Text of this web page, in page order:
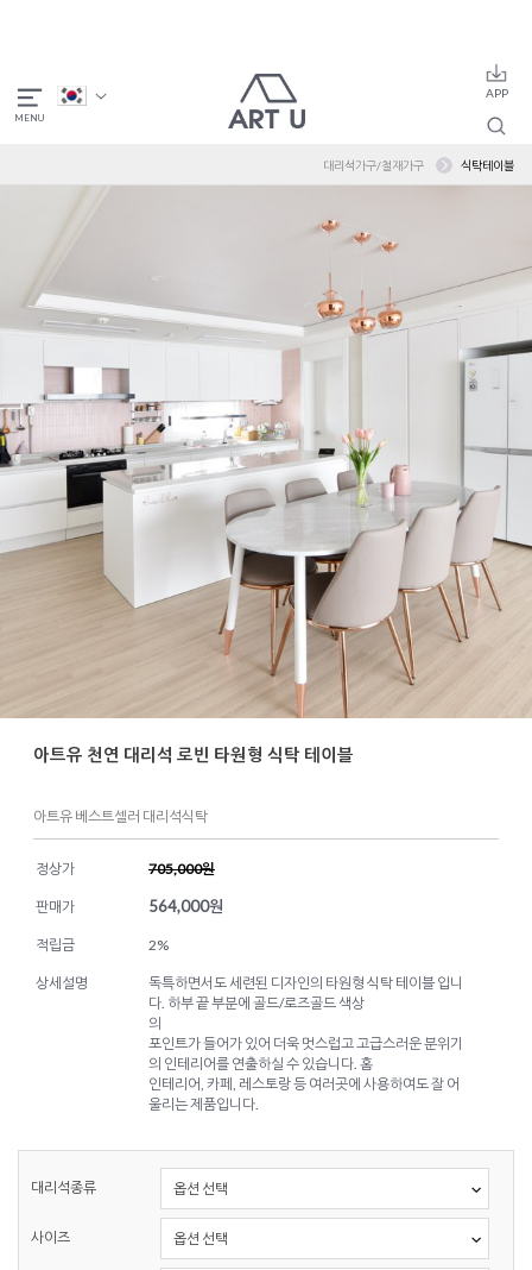
대리석가구/철재가구 식탁테이블
아트유 천연 대리석 로빈 타원형 식탁 테이블
아트유 베스트셀러 대리석식탁
정상가 705,000원
판매가 564,000원
적립금 2%
상세설명
독특하면서도 세련된 디자인의 타원형 식탁 테이블 입니
다. 하부 끝 부분에 골드/로즈골드 색상
의
포인트가 들어가 있어 더욱 멋스럽고 고급스러운 분위기
의 인테리어를 연출하실 수 있습니다. 홈
인테리어, 카페, 레스토랑 등 여러곳에 사용하여도 잘 어
울리는 제품입니다.
대리석종류
사이즈